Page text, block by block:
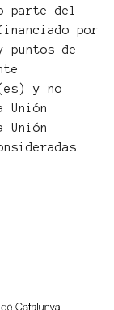
parte del
por
puntos de
y no
Unión
Unión